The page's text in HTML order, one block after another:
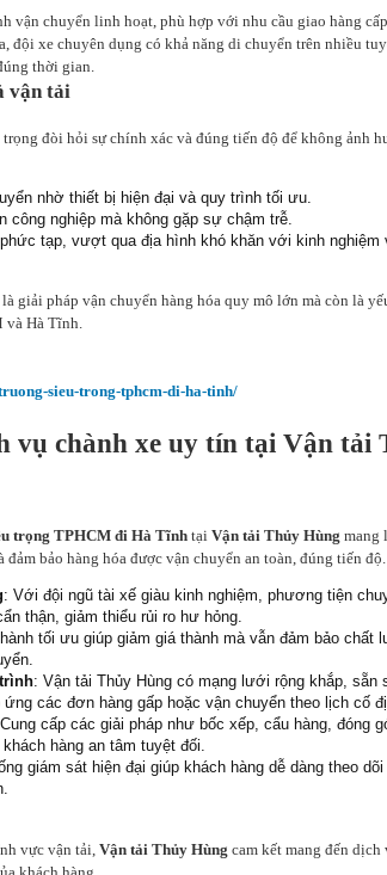
vận chuyển linh hoạt, phù hợp với nhu cầu giao hàng
đội xe chuyên dụng có khả năng di chuyển trên nhiều
thời gian.
vận tải
đòi hỏi sự chính xác và đúng tiến độ để không ảnh
nhờ thiết bị hiện đại và quy trình tối ưu.
công nghiệp mà không gặp sự chậm trễ.
tạp, vượt qua địa hình khó khăn với kinh nghiệm
giải pháp vận chuyển hàng hóa quy mô lớn mà còn là
và Hà Tĩnh.
sieu-trong-tphcm-di-ha-tinh/
vụ chành xe uy tín tại Vận tải
trọng TPHCM đi Hà Tĩnh tại Vận tải Thủy Hùng mang
bảo hàng hóa được vận chuyển an toàn, đúng tiến độ.
: Với đội ngũ tài xế giàu kinh nghiệm, phương tiện
thận, giảm thiểu rủi ro hư hỏng.
tối ưu giúp giảm giá thành mà vẫn đảm bảo chất
: Vận tải Thủy Hùng có mạng lưới rộng khắp, sẵn
các đơn hàng gấp hoặc vận chuyển theo lịch cố
cấp các giải pháp như bốc xếp, cẩu hàng, đóng
hàng an tâm tuyệt đối.
giám sát hiện đại giúp khách hàng dễ dàng theo
vực vận tải, Vận tải Thủy Hùng cam kết mang đến dịch